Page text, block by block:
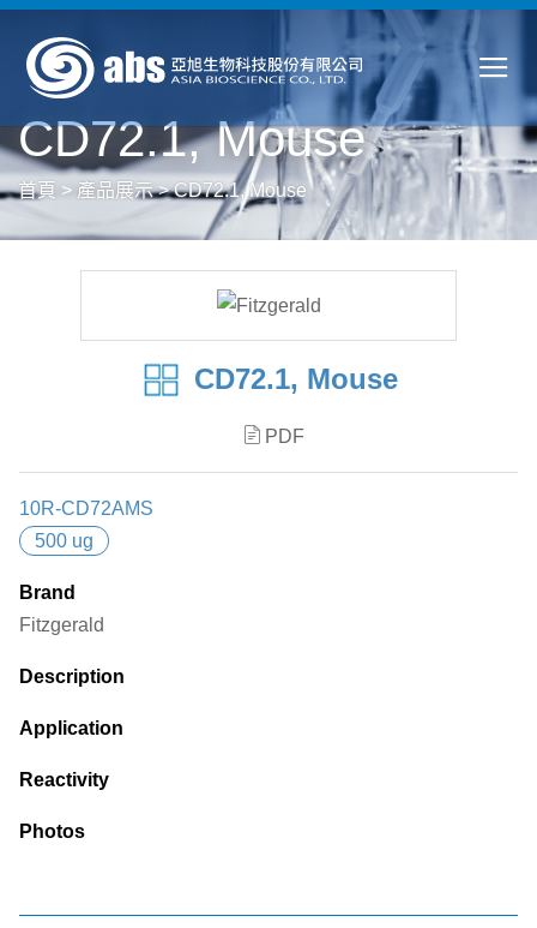
CD72.1, Mouse
首頁 > 產品展示>CD72.1, Mouse
CD72.1, Mouse
PDF
10R-CD72AMS
500 ug
Brand
Fitzgerald
Description
Application
Reactivity
Photos